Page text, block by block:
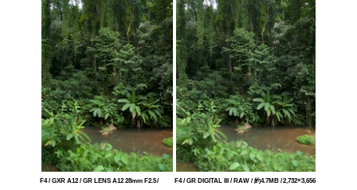
F4 / GXR A12 / GR LENS A12 28mm F2.5 /
F4 / GR DIGITAL III / RAW / 約4.7MB / 2,732×3,656